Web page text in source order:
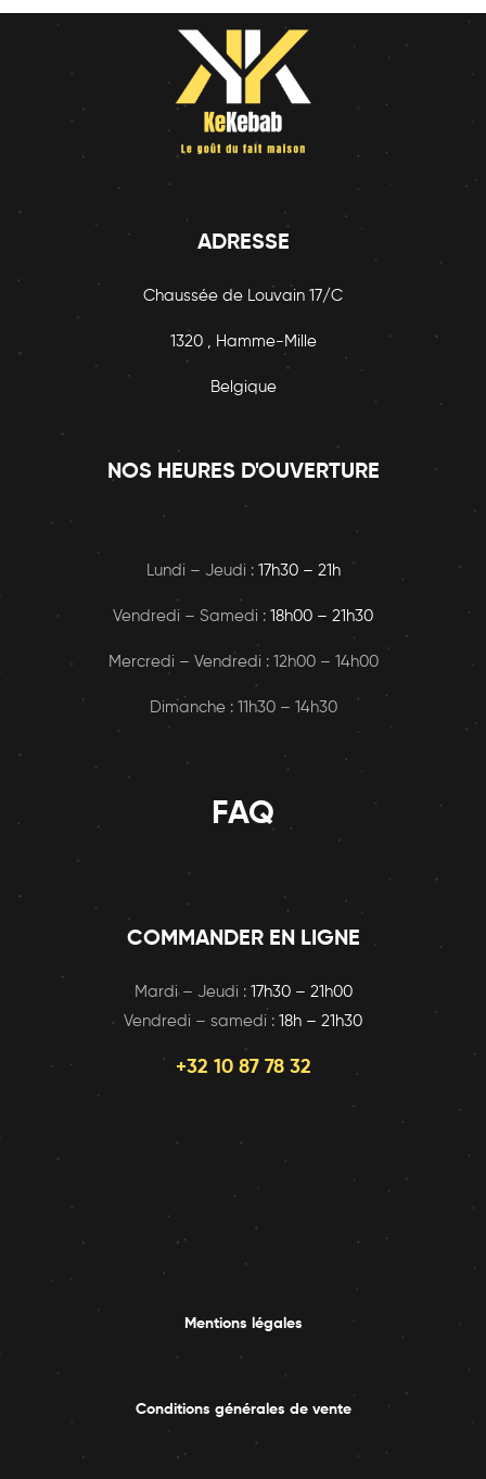
ADRESSE
Chaussée de Louvain 17/C
1320 , Hamme-Mille
Belgique
NOS HEURES D'OUVERTURE
Lundi – Jeudi : 17h30 – 21h
Vendredi – Samedi : 18h00 – 21h30
Mercredi – Vendredi : 12h00 – 14h00
Dimanche : 11h30 – 14h30
FAQ
COMMANDER EN LIGNE
Mardi – Jeudi : 17h30 – 21h00
Vendredi – samedi : 18h – 21h30
+32 10 87 78 32
Mentions légales
Conditions générales de vente